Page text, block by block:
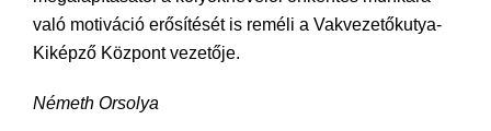
való motiváció erősítését is reméli a Vakvezetőkutya-
Kiképző Központ vezetője.
Németh Orsolya